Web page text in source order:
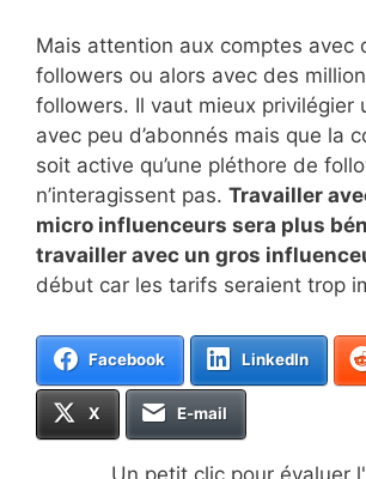
Mais attention aux comptes avec
followers ou alors avec des
followers. Il vaut mieux privilégier
avec peu d’abonnés mais que la
soit active qu’une pléthore de
n’interagissent pas. Travailler
micro influenceurs sera plus
travailler avec un gros
début car les tarifs seraient trop
Facebook LinkedIn
X E-mail
Un petit clic pour évaluer